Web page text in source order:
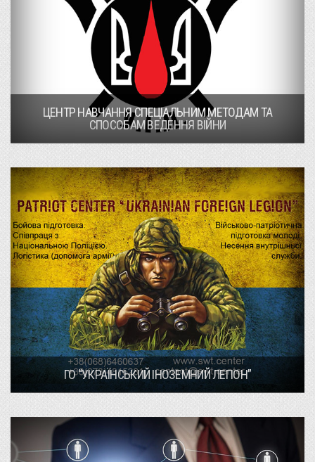
ЦЕНТР НАВЧАННЯ СПЕЦІАЛЬНИМ МЕТОДАМ ТА
СПОСОБАМ ВЕДЕННЯ ВІЙНИ
ГО “УКРАЇНСЬКИЙ ІНОЗЕМНИЙ ЛЕГІОН”